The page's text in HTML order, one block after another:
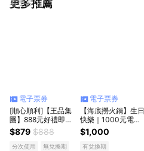
更多推薦
看更多
電子票券
[順心順利]【王品集
團】888元好禮即享
券-限定品牌使用(分
次使用．無效期)
$879 $888
分次使用 無兌換期
電子票券
【海底撈火鍋】生日
快樂｜1000元電子
抵用券
$1,000
有兌換期